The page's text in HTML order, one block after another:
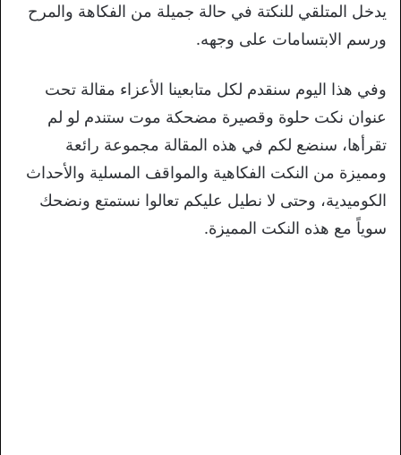
يدخل المتلقي للنكتة في حالة جميلة من الفكاهة والمرح
ورسم الابتسامات على وجهه.
وفي هذا اليوم سنقدم لكل متابعينا الأعزاء مقالة تحت
عنوان نكت حلوة وقصيرة مضحكة موت ستندم لو لم
تقرأها، سنضع لكم في هذه المقالة مجموعة رائعة
ومميزة من النكت الفكاهية والمواقف المسلية والأحداث
الكوميدية، وحتى لا نطيل عليكم تعالوا نستمتع ونضحك
سوياً مع هذه النكت المميزة.